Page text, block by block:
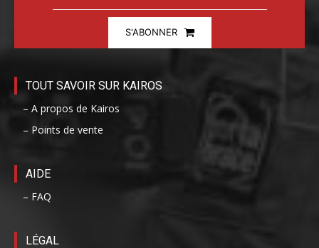
S'ABONNER
TOUT SAVOIR SUR KAIROS
– A propos de Kairos
– Points de vente
AIDE
– FAQ
LÉGAL